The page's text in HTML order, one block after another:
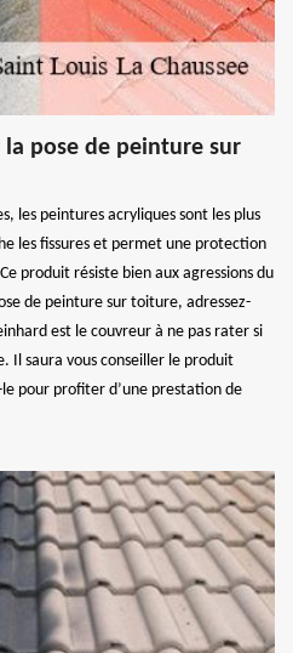
pose de peinture sur
les peintures acryliques sont les plus
les fissures et permet une protection
produit résiste bien aux agressions du
de peinture sur toiture, adressez-
est le couvreur à ne pas rater si
Il saura vous conseiller le produit
pour profiter d’une prestation de